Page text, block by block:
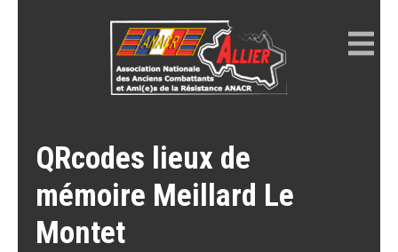
QRcodes lieux de
mémoire Meillard Le
Montet